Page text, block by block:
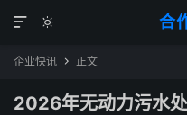
合


企业快讯  正文
2026年无动力污水